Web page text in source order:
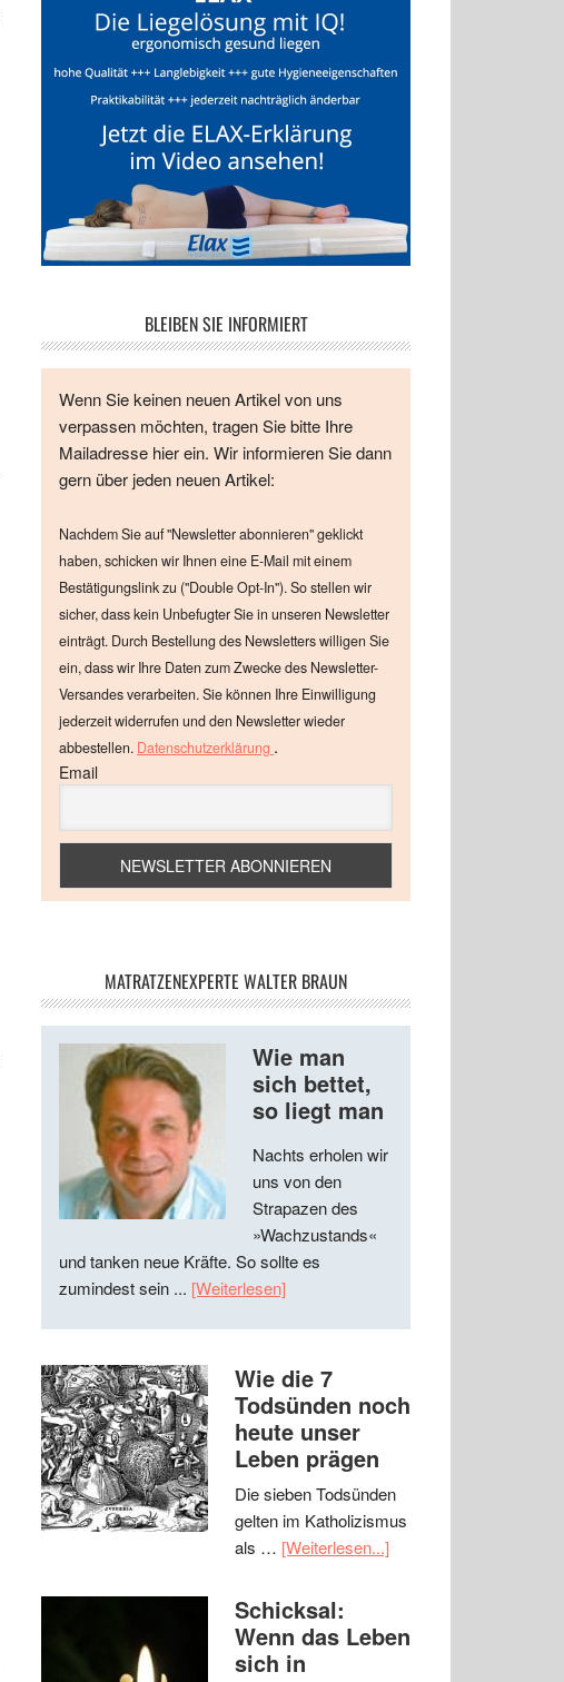
BLEIBEN SIE INFORMIERT
Wenn Sie keinen neuen Artikel von uns
verpassen möchten, tragen Sie bitte Ihre
Mailadresse hier ein. Wir informieren Sie dann
gern über jeden neuen Artikel:
Nachdem Sie auf "Newsletter abonnieren" geklickt
haben, schicken wir Ihnen eine E-Mail mit einem
Bestätigungslink zu ("Double Opt-In"). So stellen wir
sicher, dass kein Unbefugter Sie in unseren Newsletter
einträgt. Durch Bestellung des Newsletters willigen Sie
ein, dass wir Ihre Daten zum Zwecke des Newsletter-
Versandes verarbeiten. Sie können Ihre Einwilligung
jederzeit widerrufen und den Newsletter wieder
abbestellen. Datenschutzerklärung .
Email
MATRATZENEXPERTE WALTER BRAUN
Wie man
sich bettet,
so liegt man
Nachts erholen wir
uns von den
Strapazen des
»Wachzustands«
und tanken neue Kräfte. So sollte es
zumindest sein ... [Weiterlesen]
Wie die 7
Todsünden noch
heute unser
Leben prägen
Die sieben Todsünden
gelten im Katholizismus
als … [Weiterlesen...]
Schicksal:
Wenn das Leben
sich in